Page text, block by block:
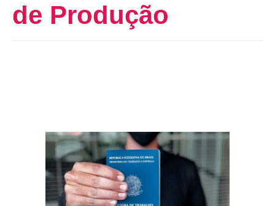
de Produção